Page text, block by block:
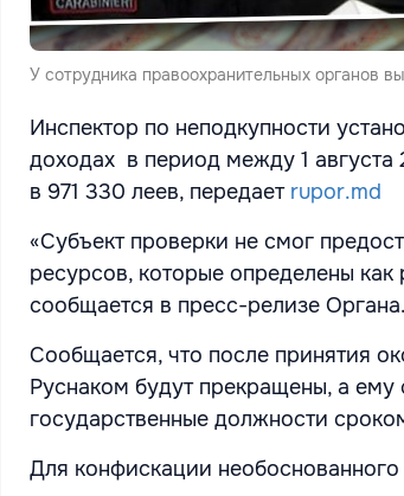
У сотрудника правоохранительных органов
Инспектор по неподкупности
доходах в период между 1
в 971 330 леев, передает rupor.md
«Субъект проверки не смог
ресурсов, которые определены
сообщается в пресс-релизе Органа.
Сообщается, что после принятия
Руснаком будут прекращены, а
государственные должности
Для конфискации